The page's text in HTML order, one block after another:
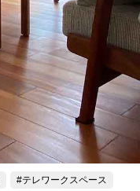
テレワークスペース